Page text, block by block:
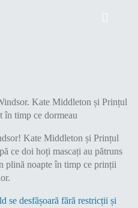
Kate Middleton și Prințul
ce doi hoți mascați au pătruns
plină noapte în timp ce prinții
se desfășoară fără restricții și